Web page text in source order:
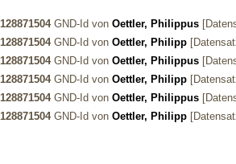
128871504GND-Id von Oettler, Philippus
128871504GND-Id von Oettler, Philipp
128871504GND-Id von Oettler, Philippus
128871504GND-Id von Oettler, Philipp
128871504GND-Id von Oettler, Philippus
128871504GND-Id von Oettler, Philipp